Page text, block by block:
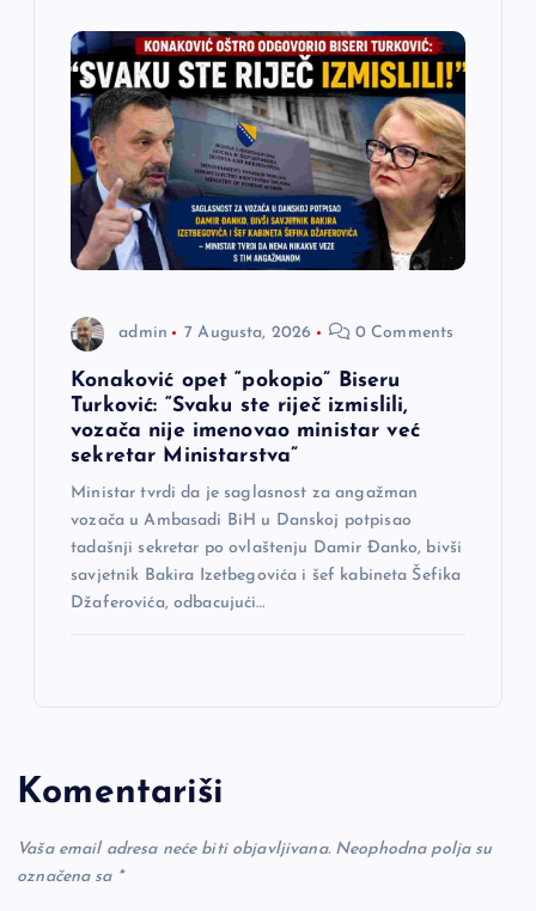
admin 7 Augusta, 2026 0 Comments
Konaković opet “pokopio” Biseru
Turković: “Svaku ste riječ izmislili,
vozača nije imenovao ministar već
sekretar Ministarstva”
Ministar tvrdi da je saglasnost za angažman
vozača u Ambasadi BiH u Danskoj potpisao
tadašnji sekretar po ovlaštenju Damir Đanko, bivši
savjetnik Bakira Izetbegovića i šef kabineta Šefika
Džaferovića, odbacujući…
Komentariši
Vaša email adresa neće biti objavljivana. Neophodna polja su
označena sa *